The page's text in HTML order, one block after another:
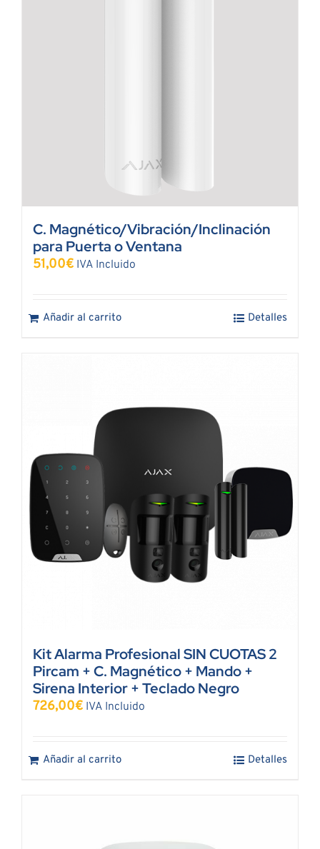
C. Magnético/Vibración/Inclinación
para Puerta o Ventana
51,00€ IVA Incluido
Añadir al carrito Detalles
Kit Alarma Profesional SIN CUOTAS 2
Pircam + C. Magnético + Mando +
Sirena Interior + Teclado Negro
726,00€ IVA Incluido
Añadir al carrito Detalles